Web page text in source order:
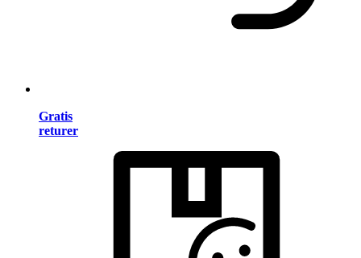
Gratis
returer